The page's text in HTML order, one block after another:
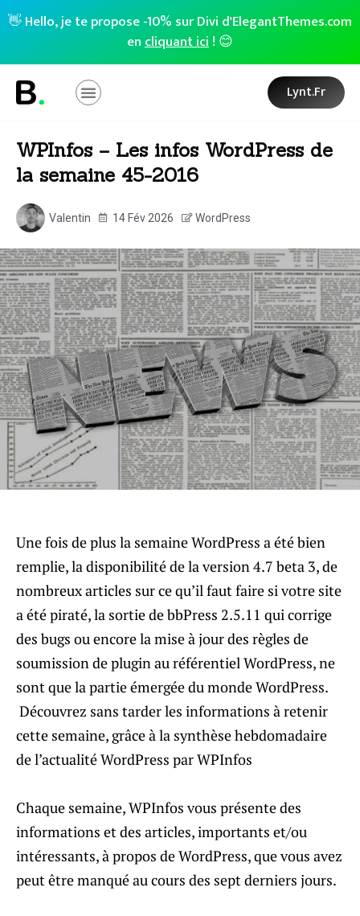
👋 Hello, je te propose -10% sur Divi d'ElegantThemes.com
encliquant ici! 😊
Lynt.fr
WPInfos – Les infos WordPress de
la semaine 45-2016
Valentin 14 Fév 2026 WordPress
Une fois de plus la semaine WordPress a été bien
remplie, la disponibilité de la version 4.7 beta 3, de
nombreux articles sur ce qu’il faut faire si votre site
a été piraté, la sortie de bbPress 2.5.11 qui corrige
des bugs ou encore la mise à jour des règles de
soumission de plugin au référentiel WordPress, ne
sont que la partie émergée du monde WordPress.
Découvrez sans tarder les informations à retenir
cette semaine, grâce à la synthèse hebdomadaire
de l’actualité WordPress par WPInfos
Chaque semaine, WPInfos vous présente des
informations et des articles, importants et/ou
intéressants, à propos de WordPress, que vous avez
peut être manqué au cours des sept derniers jours.